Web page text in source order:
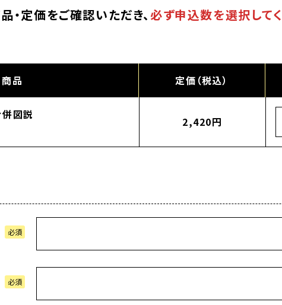
・定価をご確認いただき、必ず申込数を選択して
商品 定価（税込）
図説
2,420円
必須
必須